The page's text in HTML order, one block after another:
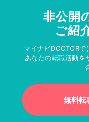
非公開
ご紹
マイナビDOCTOR
あなたの転職活動を
無料転